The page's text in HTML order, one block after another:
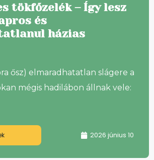
tökfőzelék – Így lesz
és
házias
ősz) elmaradhatatlan slágere a
mégis hadilábon állnak vele:
2026 június 10